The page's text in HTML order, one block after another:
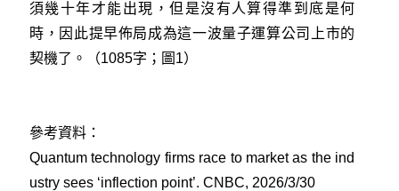
須幾十年才能出現，但是沒有人算得準到底是何
時，因此提早佈局成為這一波量子運算公司上市的
契機了。（1085字；圖1）
參考資料：
Quantum technology firms race to market as the ind
ustry sees ‘inflection point’. CNBC, 2026/3/30